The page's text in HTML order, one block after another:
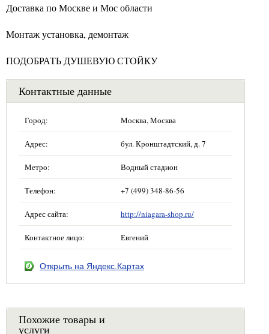
Доставка по Москве и Мос области
Монтаж установка, демонтаж
ПОДОБРАТЬ ДУШЕВУЮ СТОЙКУ
Контактные данные
Город: Москва, Москва
Адрес: бул. Кронштадтский, д. 7
Метро: Водный стадион
Телефон: +7 (499) 348-86-56
Адрес сайта: http://niagara-shop.ru/
Контактное лицо: Евгений
Открыть на Яндекс.Картах
Похожие товары и
услуги